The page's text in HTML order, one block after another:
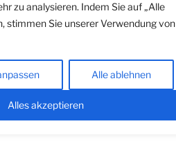
zu analysieren. Indem Sie auf „Alle
stimmen Sie unserer Verwendung von
Alle ablehnen
Alles akzeptieren
gemäß Hinweisgeberschutzgesetz